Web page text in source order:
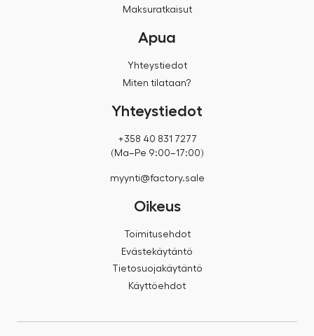
Maksuratkaisut
Apua
Yhteystiedot
Miten tilataan?
Yhteystiedot
+358 40 831 7277
(Ma–Pe 9:00–17:00)
myynti@factory.sale
Oikeus
Toimitusehdot
Evästekäytäntö
Tietosuojakäytäntö
Käyttöehdot